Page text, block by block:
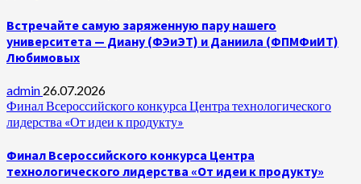
Встречайте самую заряженную пару нашего
университета — Диану (ФЭиЭТ) и Даниила (ФПМФиИТ)
Любимовых
admin 26.07.2026
Финал Всероссийского конкурса Центра технологического
лидерства «От идеи к продукту»
Финал Всероссийского конкурса Центра
технологического лидерства «От идеи к продукту»